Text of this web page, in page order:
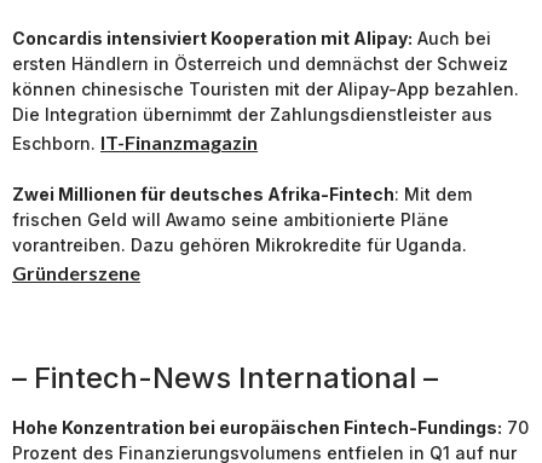
Concardis intensiviert Kooperation mit Alipay: Auch bei
ersten Händlern in Österreich und demnächst der Schweiz
können chinesische Touristen mit der Alipay-App bezahlen.
Die Integration übernimmt der Zahlungsdienstleister aus
Eschborn. IT-Finanzmagazin
Zwei Millionen für deutsches Afrika-Fintech: Mit dem
frischen Geld will Awamo seine ambitionierte Pläne
vorantreiben. Dazu gehören Mikrokredite für Uganda.
Gründerszene
– Fintech-News International –
Hohe Konzentration bei europäischen Fintech-Fundings: 70
Prozent des Finanzierungsvolumens entfielen in Q1 auf nur